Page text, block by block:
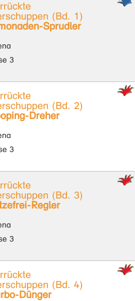
(Bd. 1)
Sprudler
3
(Bd. 2)
Dreher
3
(Bd. 3)
Regler
3
(Bd. 4)
Dünger